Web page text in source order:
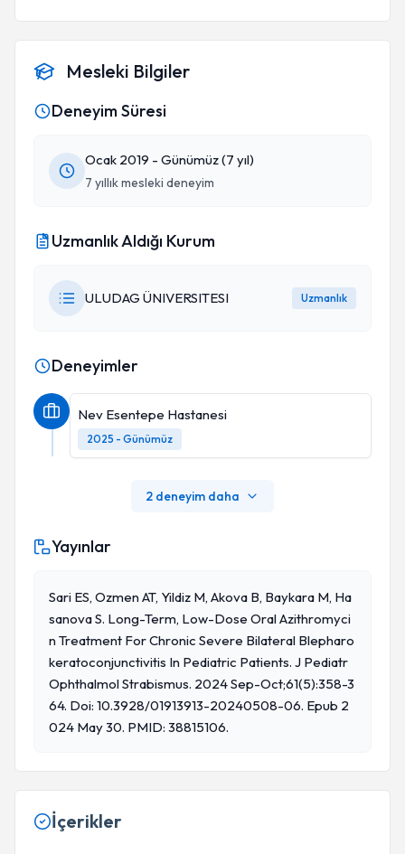
Mesleki Bilgiler
Deneyim Süresi
Ocak 2019 - Günümüz (7 yıl)
7 yıllık mesleki deneyim
Uzmanlık Aldığı Kurum
ULUDAG ÜNIVERSITESI Uzmanlık
Deneyimler
Nev Esentepe Hastanesi
2025 - Günümüz
2 deneyim daha
Yayınlar
Sari ES, Ozmen AT, Yildiz M, Akova B, Baykara M, Ha
Sanova S. Long-Term, Low-Dose Oral Azithromyci
N Treatment For Chronic Severe Bilateral Blepharo
Keratoconjunctivitis In Pediatric Patients. J Pediatr
Ophthalmol Strabismus. 2024 Sep-Oct;61(5):358-3
64. Doi: 10.3928/01913913-20240508-06. Epub 2
024 May 30. PMID: 38815106.
İçerikler